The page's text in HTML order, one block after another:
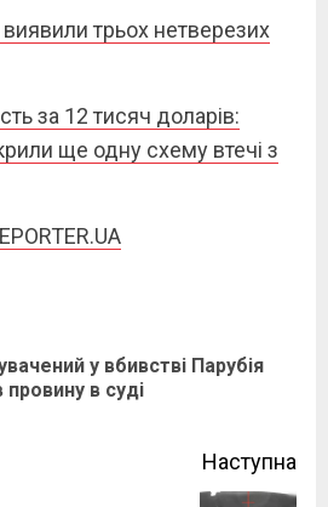
виявили трьох нетверезих
за 12 тисяч доларів:
ще одну схему втечі з
у вбивстві Парубія
провину в суді
Наступна